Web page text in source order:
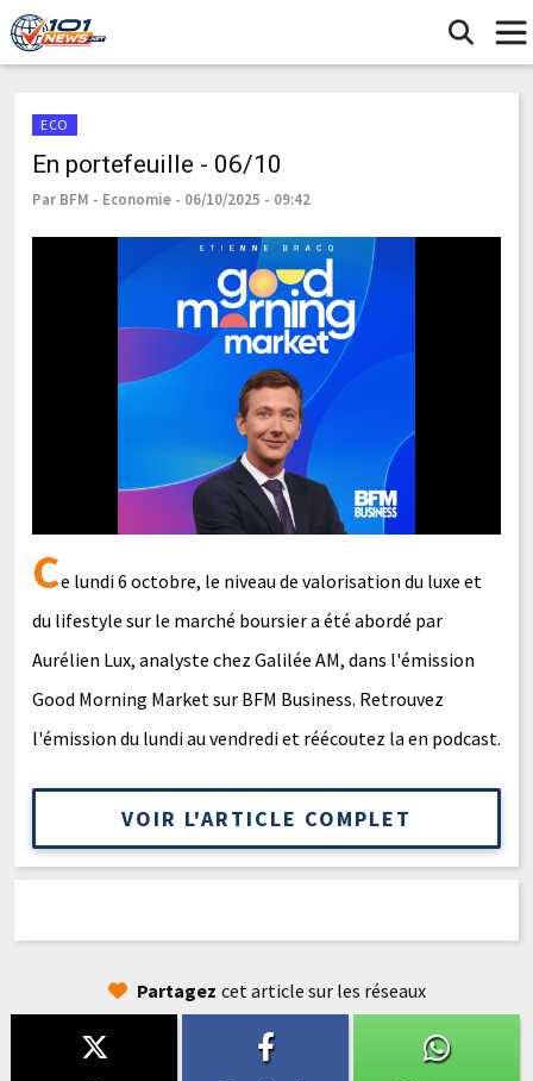
ECO
En portefeuille - 06/10
Par BFM - Economie - 06/10/2025 - 09:42
Ce lundi 6 octobre, le niveau de valorisation du luxe et
du lifestyle sur le marché boursier a été abordé par
Aurélien Lux, analyste chez Galilée AM, dans l'émission
Good Morning Market sur BFM Business. Retrouvez
l'émission du lundi au vendredi et réécoutez la en podcast.
VOIR L'ARTICLE COMPLET
Partagez cet article sur les réseaux